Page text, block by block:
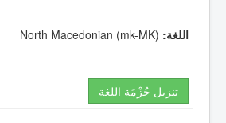
اللغة:
تنزيل حُزْمَة اللغة